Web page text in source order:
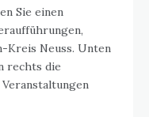
Sie einen
Kreis Neuss. Unten
rechts die